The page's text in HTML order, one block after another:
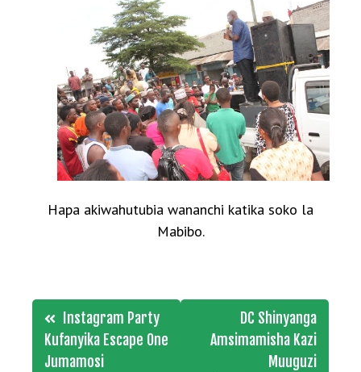
Hapa akiwahutubia wananchi katika soko la
Mabibo.
Post
navigation
Instagram Party
Kufanyika Escape One
Jumamosi
DC Shinyanga
Amsimamisha Kazi
Muuguzi